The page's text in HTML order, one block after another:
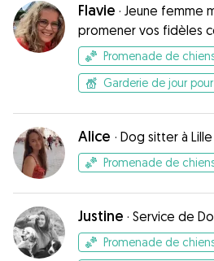
Flavie · Jeune femme
promener vos fidèles
jeu !Promenade de
Garderie de jour
Alice · Dog sitter à Lille
Promenade de
Justine · Service de
Promenade de